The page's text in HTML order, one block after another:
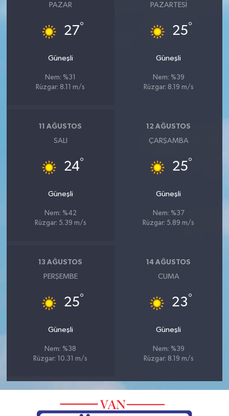
PAZAR
27°
Güneşli
Nem: %31
Rüzgar: 8.11 m/s
PAZARTESI
25°
Güneşli
Nem: %39
Rüzgar: 8.19 m/s
11 AĞUSTOS
SALI
24°
Güneşli
Nem: %42
Rüzgar: 5.39 m/s
12 AĞUSTOS
ÇARŞAMBA
25°
Güneşli
Nem: %37
Rüzgar: 5.89 m/s
13 AĞUSTOS
PERŞEMBE
25°
Güneşli
Nem: %38
Rüzgar: 10.31 m/s
14 AĞUSTOS
CUMA
23°
Güneşli
Nem: %39
Rüzgar: 8.19 m/s